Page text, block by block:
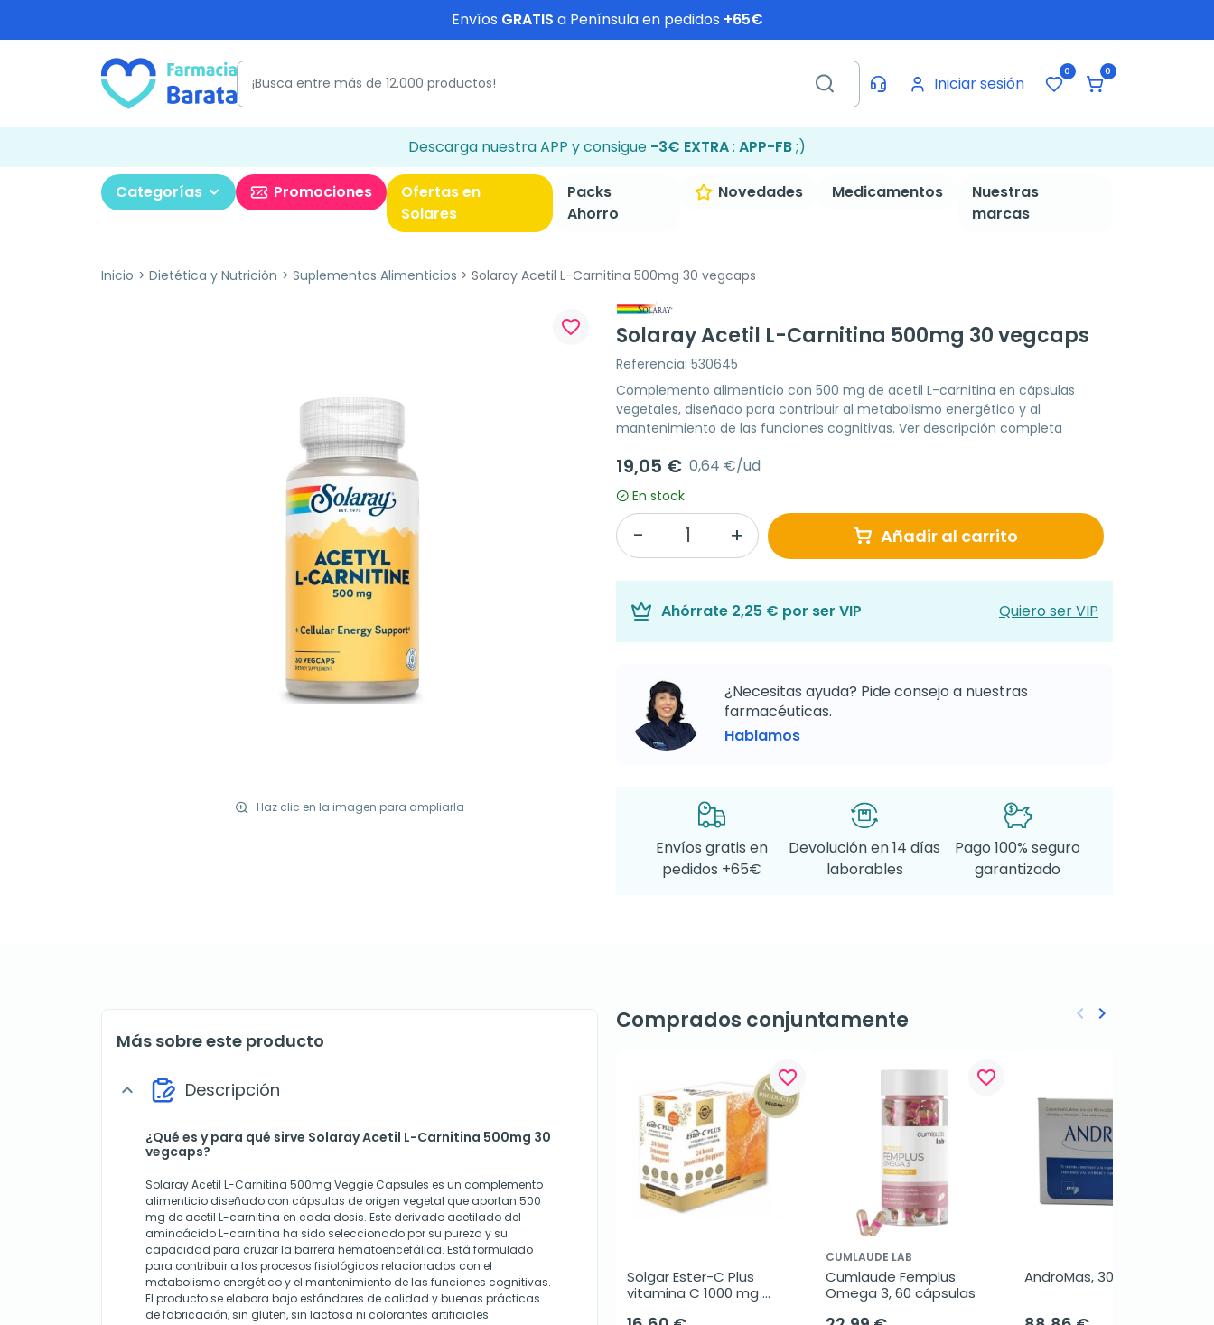
Envíos GRATIS a Península en pedidos +65€
Iniciar sesión
0 0
Descarga nuestra APP y consigue -3€ EXTRA: APP-FB;)
Categorías Promociones
Ofertas en
Solares
Packs
Ahorro
Novedades Medicamentos
Nuestras
marcas
Inicio Dietética y Nutrición Suplementos Alimenticios Solaray Acetil L-Carnitina 500mg 30 vegcaps
Haz clic en la imagen para ampliarla
favorite_border Solaray Acetil L-Carnitina 500mg 30 vegcaps
Referencia: 530645
Complemento alimenticio con 500 mg de acetil L-carnitina en cápsulas
vegetales, diseñado para contribuir al metabolismo energético y al
mantenimiento de las funciones cognitivas. Ver descripción completa
19,05 € 0,64 €/ud
En stock
Añadir al carrito
Ahórrate 2,25 € por ser VIP Quiero ser VIP
¿Necesitas ayuda? Pide consejo a nuestras
farmacéuticas.
Hablamos
Envíos gratis en
pedidos +65€
Devolución en 14 días
laborables
Pago 100% seguro
garantizado
Más sobre este producto
expand_more Descripción
¿Qué es y para qué sirve Solaray Acetil L-Carnitina 500mg 30
vegcaps?
Solaray Acetil L-Carnitina 500mg Veggie Capsules es un complemento
alimenticio diseñado con cápsulas de origen vegetal que aportan 500
mg de acetil L-carnitina en cada dosis. Este derivado acetilado del
aminoácido L-carnitina ha sido seleccionado por su pureza y su
capacidad para cruzar la barrera hematoencefálica. Está formulado
para contribuir a los procesos fisiológicos relacionados con el
metabolismo energético y el mantenimiento de las funciones cognitivas.
El producto se elabora bajo estándares de calidad y buenas prácticas
de fabricación, sin gluten, sin lactosa ni colorantes artificiales.
Comprados conjuntamente
favorite_border
Solgar Ester-C Plus
vitamina C 1000 mg
favorite_border
CUMLAUDE LAB
Cumlaude Femplus
Omega 3, 60 cápsulas
AndroMas, 30 sobres
Anterior
keyboard_arrow_left Siguiente
keyboard_arrow_right